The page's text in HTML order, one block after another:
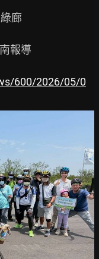
廊
報導
600/2026/05/0